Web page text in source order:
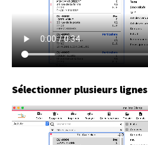
Sélectionner plusieurs lignes